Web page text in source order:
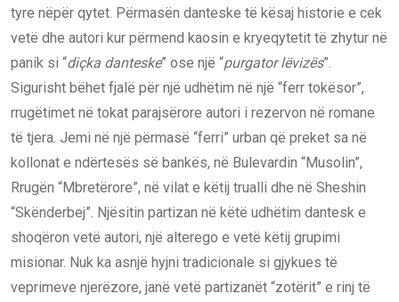
tyre nëpër qytet. Përmasën danteske të kësaj historie e cek
vetë dhe autori kur përmend kaosin e kryeqytetit të zhytur në
panik si “diçka danteske” ose një “purgator lëvizës”.
Sigurisht bëhet fjalë për një udhëtim në një “ferr tokësor”,
rrugëtimet në tokat parajsërore autori i rezervon në romane
të tjera. Jemi në një përmasë “ferri” urban që preket sa në
kollonat e ndërtesës së bankës, në Bulevardin “Musolin”,
Rrugën “Mbretërore”, në vilat e këtij trualli dhe në Sheshin
“Skënderbej”. Njësitin partizan në këtë udhëtim dantesk e
shoqëron vetë autori, një alterego e vetë këtij grupimi
misionar. Nuk ka asnjë hyjni tradicionale si gjykues të
veprimeve njerëzore, janë vetë partizanët “zotërit” e rinj të